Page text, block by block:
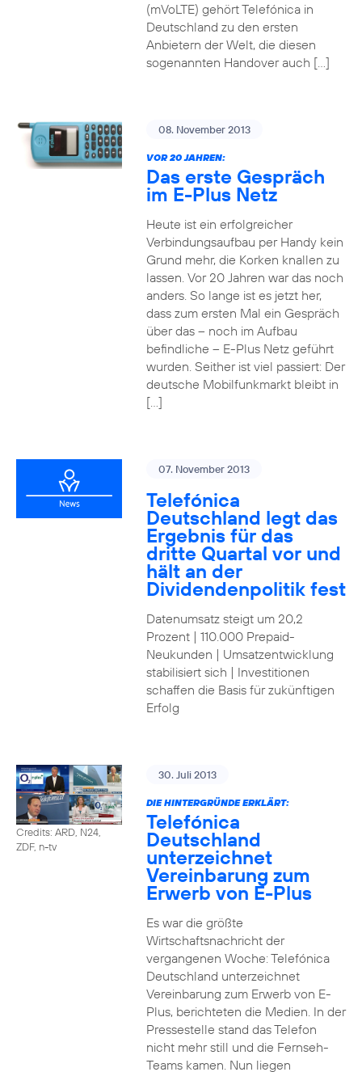
(mVoLTE) gehört Telefónica in
Deutschland zu den ersten
Anbietern der Welt, die diesen
sogenannten Handover auch […]
08. November 2013
VOR 20 JAHREN:
Das erste Gespräch
im E-Plus Netz
Heute ist ein erfolgreicher
Verbindungsaufbau per Handy kein
Grund mehr, die Korken knallen zu
lassen. Vor 20 Jahren war das noch
anders. So lange ist es jetzt her,
dass zum ersten Mal ein Gespräch
über das – noch im Aufbau
befindliche – E-Plus Netz geführt
wurden. Seither ist viel passiert: Der
deutsche Mobilfunkmarkt bleibt in
[…]
07. November 2013
Telefónica
Deutschland legt das
Ergebnis für das
dritte Quartal vor und
hält an der
Dividendenpolitik fest
Datenumsatz steigt um 20,2
Prozent | 110.000 Prepaid-
Neukunden | Umsatzentwicklung
stabilisiert sich | Investitionen
schaffen die Basis für zukünftigen
Erfolg
Credits: ARD, N24,
ZDF, n-tv
30. Juli 2013
DIE HINTERGRÜNDE ERKLÄRT:
Telefónica
Deutschland
unterzeichnet
Vereinbarung zum
Erwerb von E-Plus
Es war die größte
Wirtschaftsnachricht der
vergangenen Woche: Telefónica
Deutschland unterzeichnet
Vereinbarung zum Erwerb von E-
Plus, berichteten die Medien. In der
Pressestelle stand das Telefon
nicht mehr still und die Fernseh-
Teams kamen. Nun liegen